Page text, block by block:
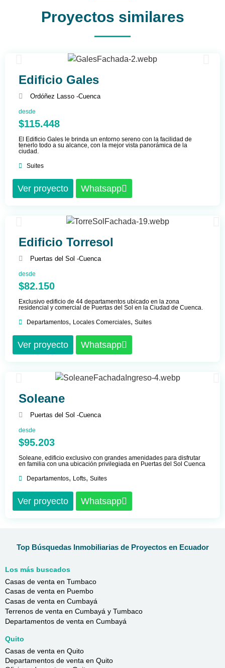
Proyectos similares
Edificio Gales
Ordóñez Lasso -Cuenca
desde
$115.448
El Edificio Gales le brinda un entorno sereno con la facilidad de
tenerlo todo a su alcance, con la mejor vista panorámica de la
ciudad.
Suites
Ver proyecto Whatsapp
Edificio Torresol
Puertas del Sol -Cuenca
desde
$82.150
Exclusivo edificio de 44 departamentos ubicado en la zona
residencial y comercial de Puertas del Sol en la Ciudad de Cuenca.
Departamentos, Locales Comerciales, Suites
Ver proyecto Whatsapp
Soleane
Puertas del Sol -Cuenca
desde
$95.203
Soleane, edificio exclusivo con grandes amenidades para disfrutar
en familia con una ubicación privilegiada en Puertas del Sol Cuenca
Departamentos, Lofts, Suites
Ver proyecto Whatsapp
Top Búsquedas Inmobiliarias de Proyectos en Ecuador
Los más buscados
Casas de venta en Tumbaco
Casas de venta en Puembo
Casas de venta en Cumbayá
Terrenos de venta en Cumbayá y Tumbaco
Departamentos de venta en Cumbayá
Quito
Casas de venta en Quito
Departamentos de venta en Quito